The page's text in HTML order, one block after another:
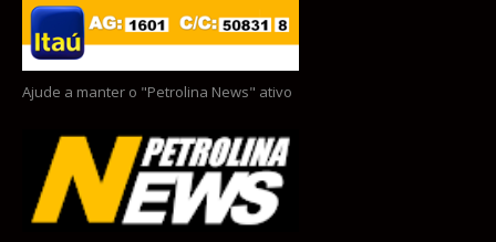
Ajude a manter o "Petrolina News" ativo